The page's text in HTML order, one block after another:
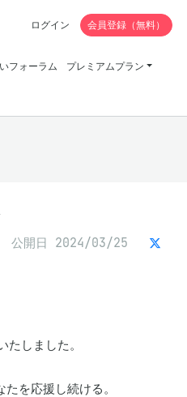
フォーラム
プレミアムプラン
ログイン 会員登録（無料）
公開日 2024/03/25
しました。
を応援し続ける。